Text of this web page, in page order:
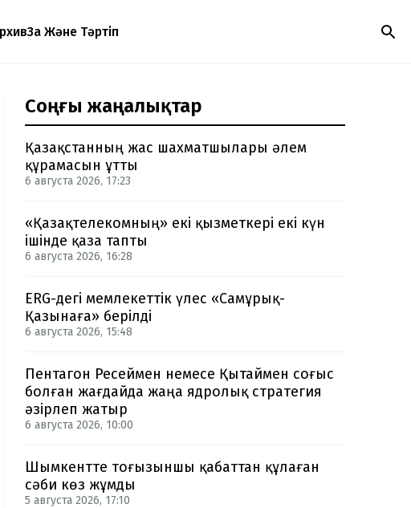
Заң Және Тәртіп
Соңғы жаңалықтар
Қазақстанның жас шахматшылары әлем
құрамасын ұтты
6 августа 2026, 17:23
«Қазақтелекомның» екі қызметкері екі күн
ішінде қаза тапты
6 августа 2026, 16:28
ERG-дегі мемлекеттік үлес «Самұрық-
Қазынаға» берілді
6 августа 2026, 15:48
Пентагон Ресеймен немесе Қытаймен соғыс
болған жағдайда жаңа ядролық стратегия
әзірлеп жатыр
6 августа 2026, 10:00
Шымкентте тоғызыншы қабаттан құлаған
сәби көз жұмды
5 августа 2026, 17:10